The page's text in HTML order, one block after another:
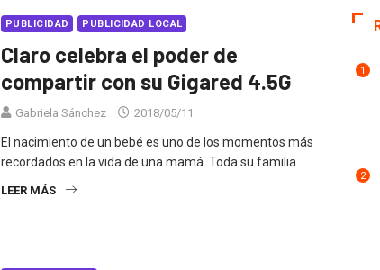
PUBLICIDAD PUBLICIDAD LOCAL
Claro celebra el poder de
compartir con su Gigared 4.5G
Gabriela Sánchez 2018/05/11
El nacimiento de un bebé es uno de los momentos más
recordados en la vida de una mamá. Toda su familia
LEER MÁS
1
2